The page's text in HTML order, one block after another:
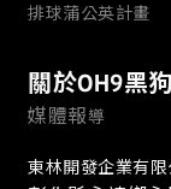
排球蒲公英計畫
關於OH9黑
媒體報導
東林開發企業有限